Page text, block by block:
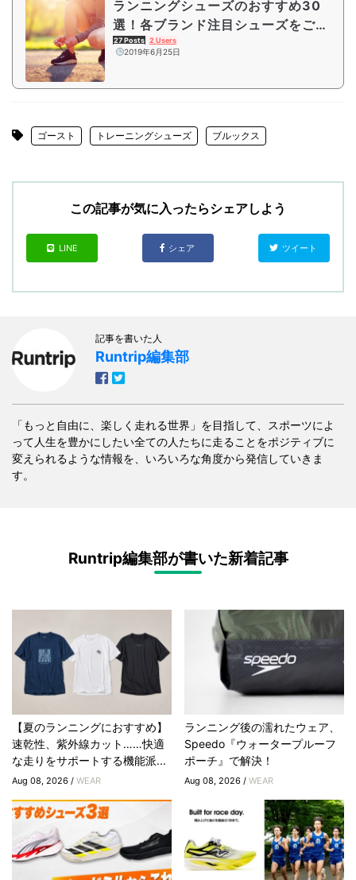
ランニングシューズのおすすめ30
選！各ブランド注目シューズをご紹
介
27 Posts 2 Users
2019年6月25日
ゴースト トレーニングシューズ ブルックス
この記事が気に入ったらシェアしよう
LINE シェア ツイート
記事を書いた人
Runtrip編集部
「もっと自由に、楽しく走れる世界」を目指して、スポーツによ
って人生を豊かにしたい全ての人たちに走ることをポジティブに
変えられるような情報を、いろいろな角度から発信していきま
す。
Runtrip編集部が書いた新着記事
【夏のランニングにおすすめ】
速乾性、紫外線カット……快適
な走りをサポートする機能派...
Aug 08, 2026 / WEAR
ランニング後の濡れたウェア、
Speedo『ウォータープルーフ
ポーチ』で解決！
Aug 08, 2026 /WEAR